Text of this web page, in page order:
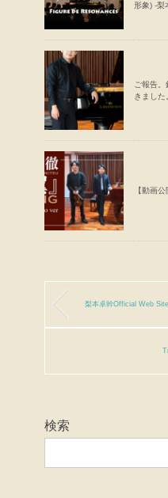
形象) -梨
ご報告
きました
【動画
梨本卓幹Official Web Site
検索